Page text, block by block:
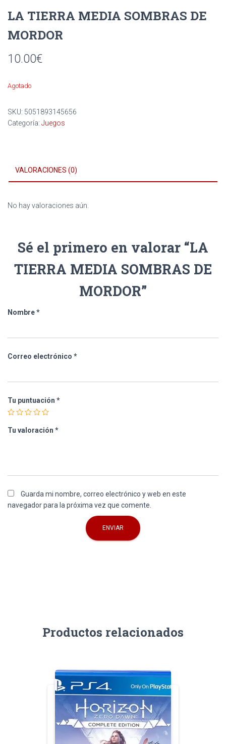
LA TIERRA MEDIA SOMBRAS DE
MORDOR
10.00€
Agotado
SKU: 5051893145656
Categoría: Juegos
VALORACIONES (0)
No hay valoraciones aún.
Sé el primero en valorar “LA
TIERRA MEDIA SOMBRAS DE
MORDOR”
Nombre*
Correo electrónico *
Tu puntuación *
Tu valoración *
Guarda mi nombre, correo electrónico y web en este
navegador para la próxima vez que comente.
Productos relacionados